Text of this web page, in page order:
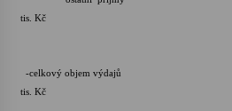
tis. Kč
-celkový objem
tis. Kč